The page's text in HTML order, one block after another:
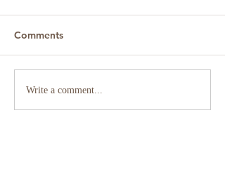
Comments
Write a comment...